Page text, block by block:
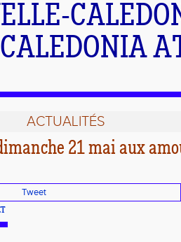
ACTUALITÉS
21 mai aux
Tweet